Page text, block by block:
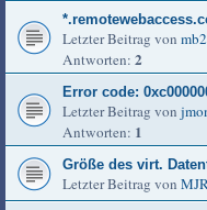
Letzter Beitrag von
Antworten: 2
Error code:
Letzter Beitrag von
Antworten: 1
Größe des virt.
Letzter Beitrag von